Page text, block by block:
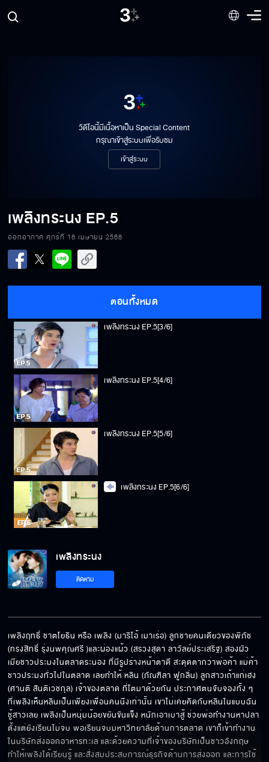
วิดีโอนี้มีเนื้อหาเป็น Special Content
กรุณาเข้าสู่ระบบเพื่อรับชม
เข้าสู่ระบบ
เพลิงทระนง EP.5
ออกอากาศ ศุกร์ที่ 18 เมษายน 2568
ตอนทั้งหมด
เพลิงทระนง EP.5[1/6]
เพลิงทระนง EP.5[3/6]
เพลิงทระนง EP.5[4/6]
เพลิงทระนง EP.5[5/6]
เพลิงทระนง EP.5[6/6]
เพลิงทระนง
ติดตาม
เพลิงฤทธิ์ ชาตโยธิน หรือ เพลิง (มาริโอ้ เมาเร่อ) ลูกชายคนเดียวของพิภัช
(ทรงสิทธิ์ รุ่งนพคุณศรี )และผ่องแผ้ว (สรวงสุดา ลาวัลย์ประเสริฐ) สองผัว
เมียชาวประมงในตลาดระนอง ที่มีรูปร่างหน้าตาดี สะดุดตากว่าพ่อค้า แม่ค้า
ชาวประมงทั่วไปในตลาด เลยทำให้ หลิน (ภัณฑิลา ฟูกลิ่น) ลูกสาวเถ้าแก่เฮง
(ศานติ สันติเวชกุล) เจ้าของตลาด ที่โตมาด้วยกัน ประกาศตนจับจองทั้ง ๆ
ที่เพลิงเห็นหลินเป็นเพียงเพื่อนคนนึงเท่านั้น เขาไม่เคยคิดกับหลินในแบบฉัน
ชู้สาวเลย เพลิงเป็นหนุ่มน้อยขยันขันแข็ง หนักเอาเบาสู้ ช่วยพ่อทำงานหาปลา
ตั้งแต่ยังเรียนไม่จบ พอเรียนจบมหาวิทยาลัยด้านการตลาด เขาก็เข้าทำงาน
ในบริษัทส่งออกอาหารทะเล และด้วยความที่เจ้าของบริษัทเป็นชาวอังกฤษ
ทำให้เพลิงได้เรียนรู้ และสั่งสมประสบการณ์ธุรกิจด้านการส่งออก และการใช้